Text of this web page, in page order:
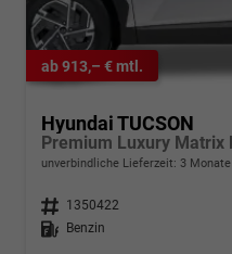
ab 913,– € mtl.
Hyundai TUCSON
unverbindliche Lieferzeit: 3 Monate
Fahrzeugnr. 1350422
Kraftstoff
Benzin